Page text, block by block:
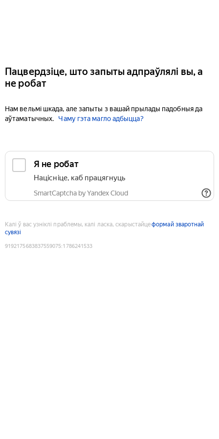
Пацвердзіце, што запыты адпраўлялі вы, а
не робат
Нам вельмі шкада, але запыты з вашай прылады падобныя да
аўтаматычных.
Чаму гэта магло адбыцца?
Я не робат
Націсніце, каб працягнуць
SmartCaptcha by Yandex Cloud
Калі ў вас узніклі праблемы, калі ласка, скарыстайцеформай зваротнай
сувязі
9192175683837559075:1786241533